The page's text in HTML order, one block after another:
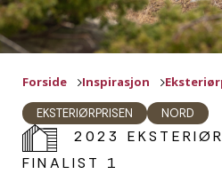
Forside Inspirasjon
EKSTERIØRPRISEN NORD
2023
FINALIST 1